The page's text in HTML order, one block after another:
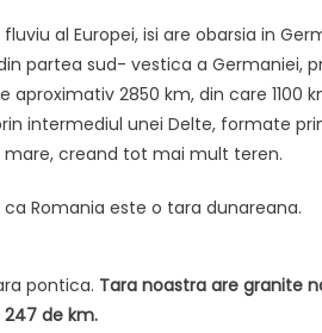
al Europei, isi are obarsia in
partea sud- vestica a Germaniei,
2850 km, din care 1100
intermediul unei Delte, formate
creand tot mai mult teren.
Romania este o tara dunareana.
pontica. Tara noastra are granite
de km.